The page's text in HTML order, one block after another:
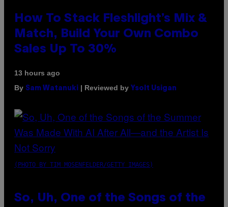
How To Stack Fleshlight’s Mix &
Match, Build Your Own Combo
Sales Up To 30%
13 hours ago
By Sam Watanuki | Reviewed by Ysolt Usigan
(PHOTO BY TIM MOSENFELDER/GETTY IMAGES)
So, Uh, One of the Songs of the